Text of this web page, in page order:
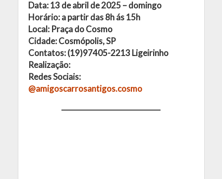
Data: 13 de abril de 2025 – domingo
Horário: a partir das 8h ás 15h
Local: Praça do Cosmo
Cidade: Cosmópolis, SP
Contatos: (19)97405-2213 Ligeirinho
Realização:
Redes Sociais:
@amigoscarrosantigos.cosmo